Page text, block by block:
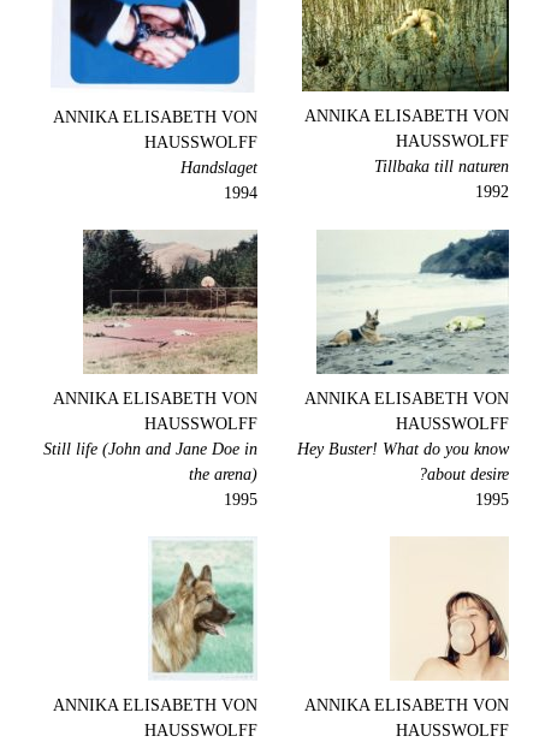
ANNIKA ELISABETH VON
HAUSSWOLFF
Tillbaka till naturen
1992
ANNIKA ELISABETH VON
HAUSSWOLFF
Handslaget
1994
ANNIKA ELISABETH VON
HAUSSWOLFF
Hey Buster! What do you know
about desire?
1995
ANNIKA ELISABETH VON
HAUSSWOLFF
Still life (John and Jane Doe in
the arena)
1995
ANNIKA ELISABETH VON
HAUSSWOLFF
ANNIKA ELISABETH VON
HAUSSWOLFF